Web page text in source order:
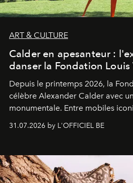
ART & CULTURE
Calder en apesanteur :
danser la Fondation Louis
Depuis le printemps 2026, la
célèbre Alexander Calder avec
monumentale. Entre mobiles
monumentales et poésie du
américain investit les espaces
sculpture.
31.07.2026 by L'OFFICIEL BE